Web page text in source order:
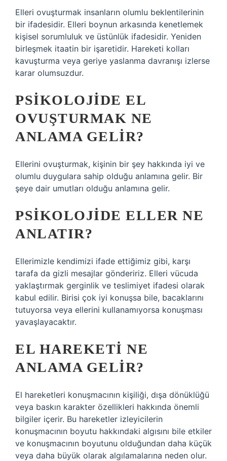
Elleri ovuşturmak insanların olumlu beklentilerinin
bir ifadesidir. Elleri boynun arkasında kenetlemek
kişisel sorumluluk ve üstünlük ifadesidir. Yeniden
birleşmek itaatin bir işaretidir. Hareketi kolları
kavuşturma veya geriye yaslanma davranışı izlerse
karar olumsuzdur.
PSIKOLOJIDE EL
OVUŞTURMAK NE
ANLAMA GELIR?
Ellerini ovuşturmak, kişinin bir şey hakkında iyi ve
olumlu duygulara sahip olduğu anlamına gelir. Bir
şeye dair umutları olduğu anlamına gelir.
PSIKOLOJIDE ELLER NE
ANLATIR?
Ellerimizle kendimizi ifade ettiğimiz gibi, karşı
tarafa da gizli mesajlar göndeririz. Elleri vücuda
yaklaştırmak gerginlik ve teslimiyet ifadesi olarak
kabul edilir. Birisi çok iyi konuşsa bile, bacaklarını
tutuyorsa veya ellerini kullanamıyorsa konuşması
yavaşlayacaktır.
EL HAREKETI NE
ANLAMA GELIR?
El hareketleri konuşmacının kişiliği, dışa dönüklüğü
veya baskın karakter özellikleri hakkında önemli
bilgiler içerir. Bu hareketler izleyicilerin
konuşmacının boyutu hakkındaki algısını bile etkiler
ve konuşmacının boyutunu olduğundan daha küçük
veya daha büyük olarak algılamalarına neden olur.